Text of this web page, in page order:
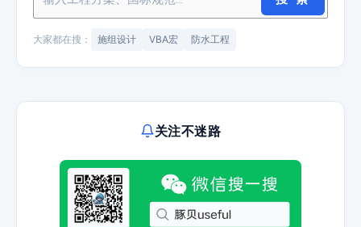
大家都在搜： 施组设计 VBA宏 防水工程
关注不迷路